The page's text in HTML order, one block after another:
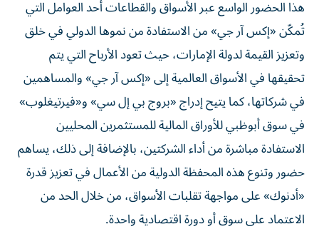
هذا الحضور الواسع عبر الأسواق والقطاعات أحد العوامل التي
تُمكّن «إكس آر جي» من الاستفادة من نموها الدولي في خلق
وتعزيز القيمة لدولة الإمارات، حيث تعود الأرباح التي يتم
تحقيقها في الأسواق العالمية إلى «إكس آر جي» والمساهمين
في شركاتها، كما يتيح إدراج «بروج بي إل سي» و«فيرتيغلوب»
في سوق أبوظبي للأوراق المالية للمستثمرين المحليين
الاستفادة مباشرة من أداء الشركتين، بالإضافة إلى ذلك، يساهم
حضور وتنوع هذه المحفظة الدولية من الأعمال في تعزيز قدرة
«أدنوك» على مواجهة تقلبات الأسواق، من خلال الحد من
الاعتماد على سوق أو دورة اقتصادية واحدة.